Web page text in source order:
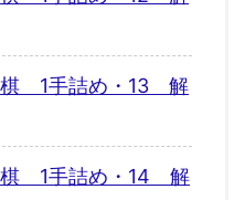
棋 1手詰め・13 解
棋 1手詰め・14 解